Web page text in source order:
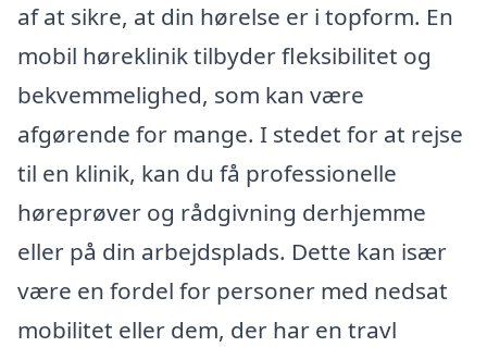
af at sikre, at din hørelse er i topform. En
mobil høreklinik tilbyder fleksibilitet og
bekvemmelighed, som kan være
afgørende for mange. I stedet for at rejse
til en klinik, kan du få professionelle
høreprøver og rådgivning derhjemme
eller på din arbejdsplads. Dette kan især
være en fordel for personer med nedsat
mobilitet eller dem, der har en travl